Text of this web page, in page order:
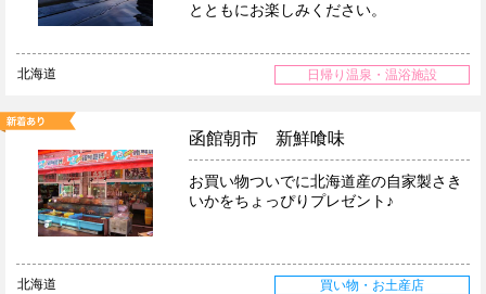
とともにお楽しみください。
北海道 日帰り温泉・温浴施設
函館朝市 新鮮喰味
お買い物ついでに北海道産の自家製さき
いかをちょっぴりプレゼント♪
北海道 買い物・お土産店